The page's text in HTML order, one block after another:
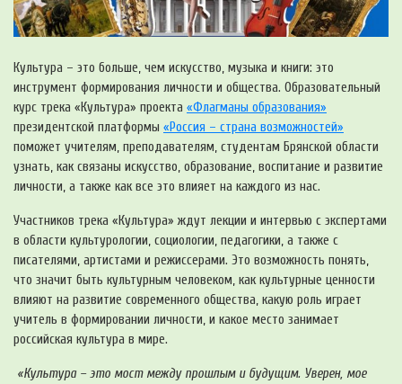
Культура – это больше, чем искусство, музыка и книги: это
инструмент формирования личности и общества. Образовательный
курс трека «Культура» проекта «Флагманы образования»
президентской платформы «Россия – страна возможностей»
поможет учителям, преподавателям, студентам Брянской области
узнать, как связаны искусство, образование, воспитание и развитие
личности, а также как все это влияет на каждого из нас.
Участников трека «Культура» ждут лекции и интервью с экспертами
в области культурологии, социологии, педагогики, а также с
писателями, артистами и режиссерами. Это возможность понять,
что значит быть культурным человеком, как культурные ценности
влияют на развитие современного общества, какую роль играет
учитель в формировании личности, и какое место занимает
российская культура в мире.
«Культура – это мост между прошлым и будущим. Уверен, мое